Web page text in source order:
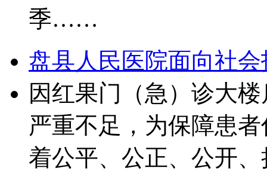
季……
盘县人民医院面向社
因红果门（急）诊大
严重不足，为保障患
着公平、公正、公开